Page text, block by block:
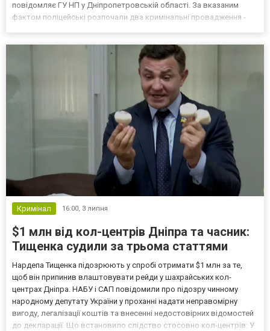
повідомляє ГУ НП у Дніпропетровській області. За вказаним
фактом поліцейські розпочали два кримінальні провадження -
Кримінал 16:00, 3 липня
$1 млн від кол-центрів Дніпра та часник:
Тищенка судили за трьома статтями
Нардепа Тищенка підозрюють у спробі отримати $1 млн за те,
щоб він припинив влаштовувати рейди у шахрайських кол-
центрах Дніпра. НАБУ і САП повідомили про підозру чинному
народному депутату України у проханні надати неправомірну
вигоду, легалізації коштів та внесенні недостовірних відомостей
до декларації. Що встановило слідство стосовно кол-центрів: У